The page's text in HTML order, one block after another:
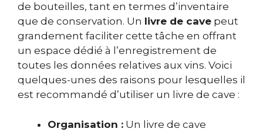
de bouteilles, tant en termes d’inventaire
que de conservation. Un livre de cave peut
grandement faciliter cette tâche en offrant
un espace dédié à l’enregistrement de
toutes les données relatives aux vins. Voici
quelques-unes des raisons pour lesquelles il
est recommandé d’utiliser un livre de cave :
Organisation : Un livre de cave